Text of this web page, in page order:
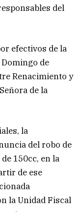
del
efectivos de la
de
Renacimiento y
de la
la
del robo de
150cc, en la
de ese
la Unidad Fiscal